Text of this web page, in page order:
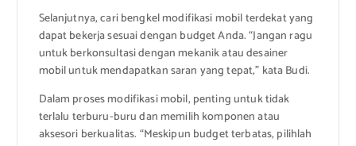
Selanjutnya, cari bengkel modifikasi mobil terdekat yang
dapat bekerja sesuai dengan budget Anda. “Jangan ragu
untuk berkonsultasi dengan mekanik atau desainer
mobil untuk mendapatkan saran yang tepat,” kata Budi.
Dalam proses modifikasi mobil, penting untuk tidak
terlalu terburu-buru dan memilih komponen atau
aksesori berkualitas. “Meskipun budget terbatas, pilihlah